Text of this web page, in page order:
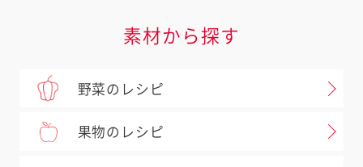
素材から探す
野菜のレシピ
果物のレシピ